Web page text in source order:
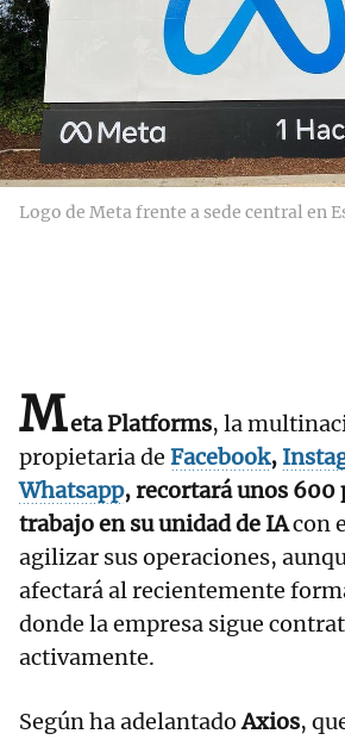
Logo de Meta frente a sede central en
Meta Platforms, la
propietaria de Facebook,
Whatsapp, recortará unos 600
trabajo en su unidad de IAcon
agilizar sus operaciones,
afectará al recientemente
donde la empresa sigue
activamente.
Según ha adelantadoAxios,